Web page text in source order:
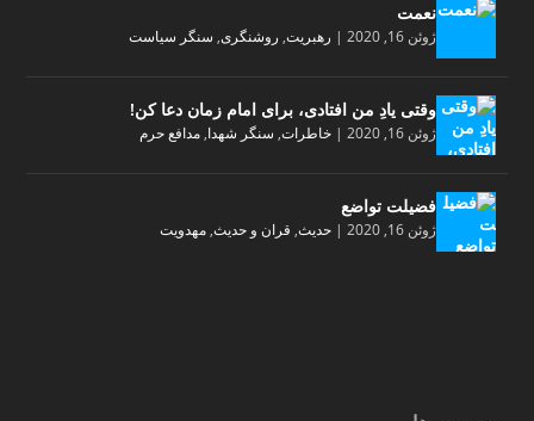
نعمت
ژوئن 16, 2020 | رهبریت, روشنگری, سنگر سیاست
وقتی یادِ من افتادی، برای امام زمان دعا کن!
ژوئن 16, 2020 |خاطرات, سنگر شهدا,مدافع حرم
فضیلت تواضع
ژوئن 16, 2020 |حدیث, قران و حدیث,مهدویت